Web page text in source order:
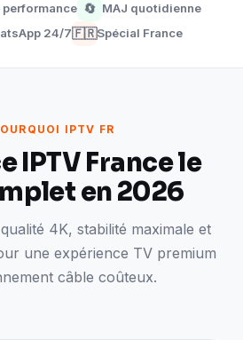
performance 🔄 MAJ quotidienne
24/7🇫🇷Spécial France
IPTV FR
IPTV France le
en 2026
4K, stabilité maximale et
une expérience TV premium
câble coûteux.